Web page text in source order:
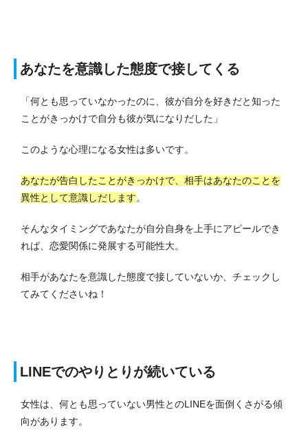
あなたを意識した態度で接してくる
「何とも思っていなかったのに、彼が自分を好きだと知った
ことがきっかけで自分も彼が気になりだした」
このような心理になる女性は多いです。
あなたが告白したことがきっかけで、相手はあなたのことを
異性として意識しだします。
そんなタイミングであなたが自分自身を上手にアピールでき
れば、恋愛関係に発展する可能性大。
相手があなたを意識した態度で接していないか、チェックし
てみてくださいね！
LINEでのやりとりが続いている
女性は、何とも思っていない男性とのLINEを面倒くさがる傾
向があります。